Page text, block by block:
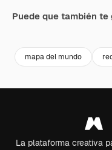
Puede que también te
mapa del mundo
La plataforma creativa